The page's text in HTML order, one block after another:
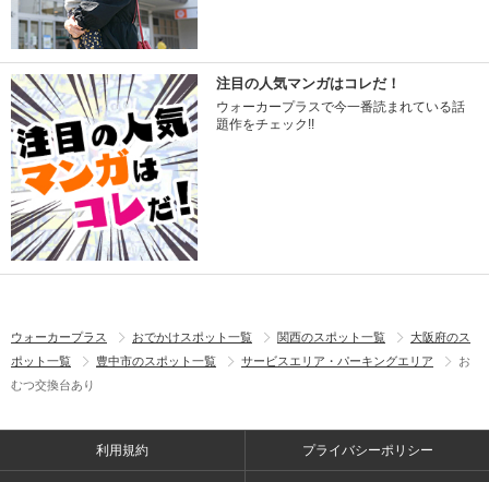
注目の人気マンガはコレだ！
ウォーカープラスで今一番読まれている話
題作をチェック!!
ウォーカープラス おでかけスポット一覧 関西のスポット一覧
大阪府のス
ポット一覧
豊中市のスポット一覧 サービスエリア・パーキングエリア
お
むつ交換台あり
利用規約 プライバシーポリシー